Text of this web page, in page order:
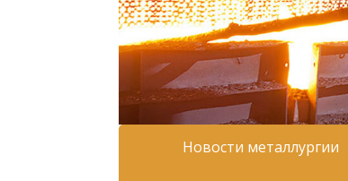
Новости металлургии